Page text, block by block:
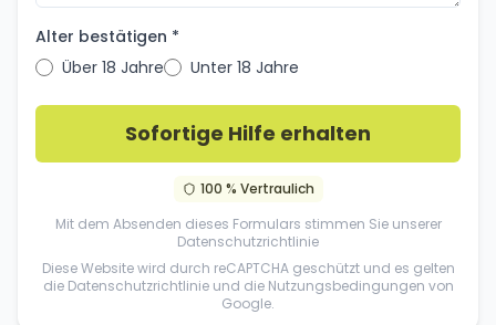
Alter bestätigen *
Über 18 Jahre
Unter 18 Jahre
Sofortige Hilfe erhalten
100 % Vertraulich
Mit dem Absenden dieses Formulars stimmen Sie unserer
Datenschutzrichtlinie
Diese Website wird durch reCAPTCHA geschützt und es gelten
die Datenschutzrichtlinie und die Nutzungsbedingungen von
Google.